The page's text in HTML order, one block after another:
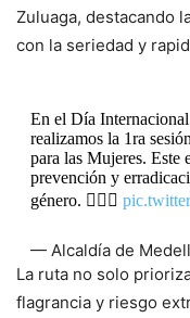
Zuluaga, destacando
con la seriedad y
En el Día
realizamos la 1ra
para las Mujeres. Este
prevención y
género. 🙋🏻‍♀️
— Alcaldía de
2024
La ruta no solo
flagrancia y riesgo